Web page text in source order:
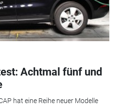
Achtmal fünf und
hat eine Reihe neuer Modelle